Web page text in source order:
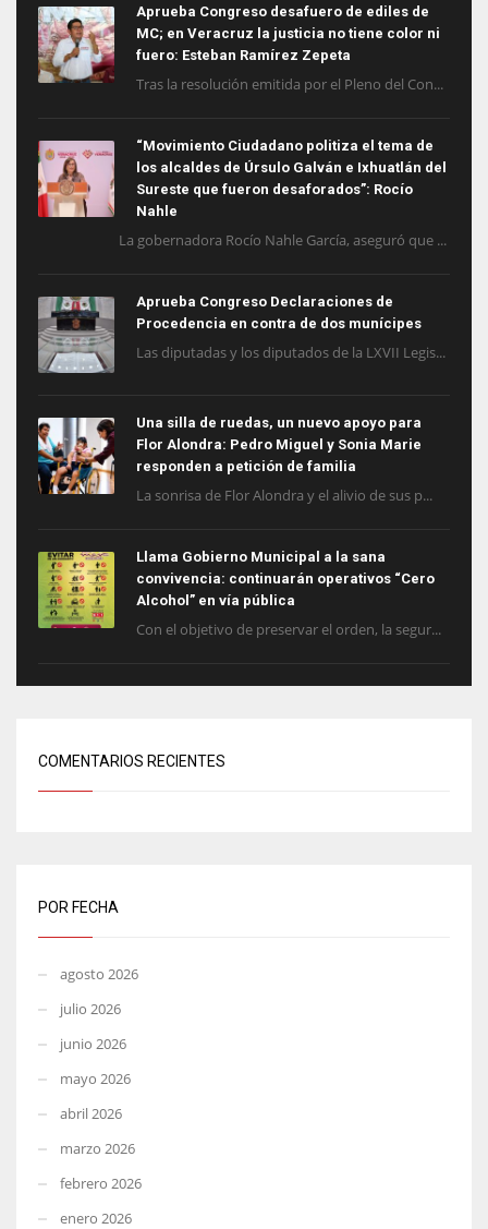
Aprueba Congreso desafuero de ediles de
MC; en Veracruz la justicia no tiene color ni
fuero: Esteban Ramírez Zepeta
Tras la resolución emitida por el Pleno del Con...
“Movimiento Ciudadano politiza el tema de
los alcaldes de Úrsulo Galván e Ixhuatlán del
Sureste que fueron desaforados”: Rocío
Nahle
La gobernadora Rocío Nahle García, aseguró que ...
Aprueba Congreso Declaraciones de
Procedencia en contra de dos munícipes
Las diputadas y los diputados de la LXVII Legis...
Una silla de ruedas, un nuevo apoyo para
Flor Alondra: Pedro Miguel y Sonia Marie
responden a petición de familia
La sonrisa de Flor Alondra y el alivio de sus p...
Llama Gobierno Municipal a la sana
convivencia: continuarán operativos “Cero
Alcohol” en vía pública
Con el objetivo de preservar el orden, la segur...
COMENTARIOS RECIENTES
POR FECHA
agosto 2026
julio 2026
junio 2026
mayo 2026
abril 2026
marzo 2026
febrero 2026
enero 2026